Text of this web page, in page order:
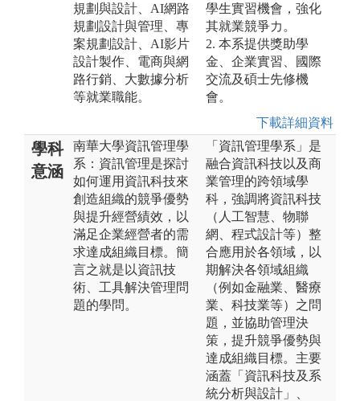
規劃與設計、AI網路
規劃設計與管理、專
案規劃設計、AI影片
設計製作、電商與網
路行銷、大數據分析
等就業職能。
學生實習機會，強化
其就業競爭力。
2. 本系提供獎助學
金、企業實習、國際
交流及碩士先修機
會。
下載詳細資料
學科
意涵
南華大學資訊管理學
系：資訊管理是探討
如何運用資訊科技來
創造組織的競爭優勢
與提升經營績效，以
滿足企業經營者的需
求達成組織目標。簡
言之就是以資訊技
術、工具解決管理問
題的學問。
「資訊管理學系」是
融合資訊科技以及商
業管理的跨領域學
科，強調將資訊科技
（人工智慧、物聯
網、程式設計等）整
合應用於各領域，以
期解決各領域組織
（例如金融業、醫療
業、科技業等）之問
題，並協助管理決
策，提升競爭優勢與
達成組織目標。主要
涵蓋「資訊科技及系
統分析與設計」、